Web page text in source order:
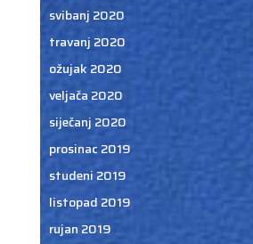
svibanj 2020
travanj 2020
ožujak 2020
veljača 2020
siječanj 2020
prosinac 2019
studeni 2019
listopad 2019
rujan 2019